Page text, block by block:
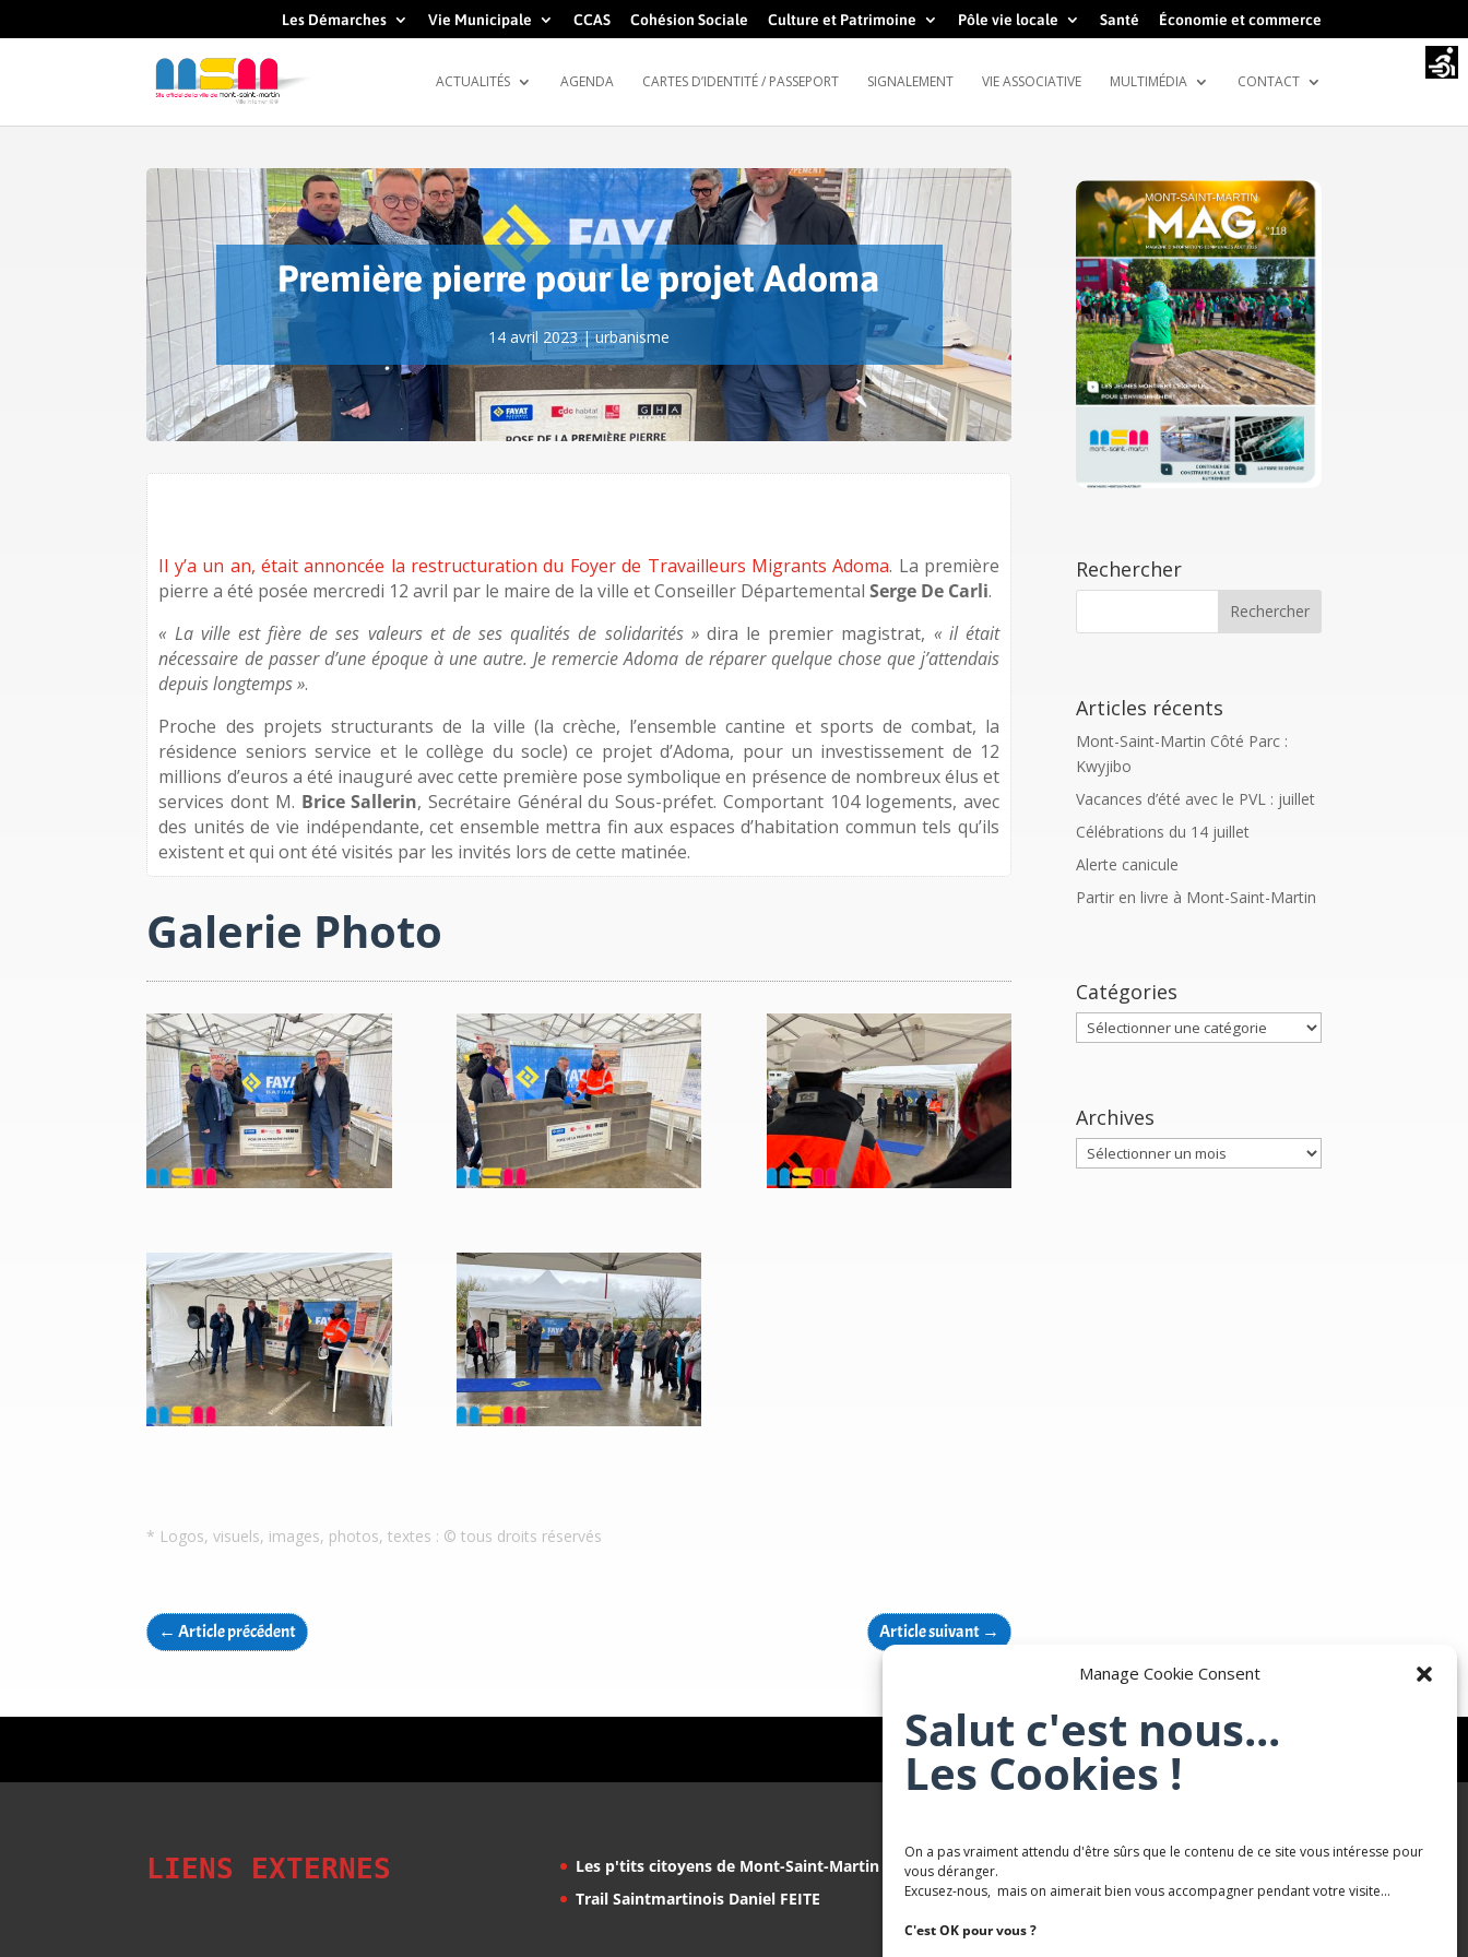
Manage Cookie Consent
Salut c'est nous...
Les Cookies !
On a pas vraiment attendu d'être sûrs que le contenu de ce site vous intéresse pour
vous déranger.
Excusez-nous, mais on aimerait bien vous accompagner pendant votre visite...
C'est OK pour vous ?
Les Démarches Vie Municipale CCAS Cohésion Sociale Culture et Patrimoine Pôle vie locale Santé Économie et commerce
ACTUALITÉS AGENDA CARTES D’IDENTITÉ / PASSEPORT SIGNALEMENT VIE ASSOCIATIVE MULTIMÉDIA CONTACT
Première pierre pour le projet Adoma
14 avril 2023|urbanisme
Il y’a un an, était annoncée la restructuration du Foyer de Travailleurs Migrants Adoma. La première
pierre a été posée mercredi 12 avril par le maire de la ville et Conseiller DépartementalSerge De Carli.
« La ville est fière de ses valeurs et de ses qualités de solidarités »dira le premier magistrat, « il était
nécessaire de passer d’une époque à une autre. Je remercie Adoma de réparer quelque chose que j’attendais
depuis longtemps ».
Proche des projets structurants de la ville (la crèche, l’ensemble cantine et sports de combat, la
résidence seniors service et le collège du socle) ce projet d’Adoma, pour un investissement de 12
millions d’euros a été inauguré avec cette première pose symbolique en présence de nombreux élus et
services dont M. Brice Sallerin, Secrétaire Général du Sous-préfet. Comportant 104 logements, avec
des unités de vie indépendante, cet ensemble mettra fin aux espaces d’habitation commun tels qu’ils
existent et qui ont été visités par les invités lors de cette matinée.
Galerie Photo
* Logos, visuels, images, photos, textes : © tous droits réservés
←Article précédent Article suivant →
Rechercher
Articles récents
Mont-Saint-Martin Côté Parc :
Kwyjibo
Vacances d’été avec le PVL : juillet
Célébrations du 14 juillet
Alerte canicule
Partir en livre à Mont-Saint-Martin
Catégories
Catégories
Archives
Archives
LIENS EXTERNES
Les p'tits citoyens de Mont-Saint-Martin
Trail Saintmartinois Daniel FEITE
Karaté Mont Saint Martin
Terres de mercy - Complexe sportif